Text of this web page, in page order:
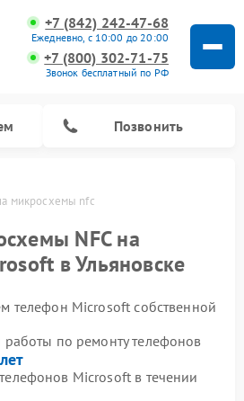
+7 (842) 242-47-68
Ежедневно, с 10:00 до 20:00
+7 (800) 302-71-75
Звонок бесплатный по РФ
Позвонить
микросхемы nfc
NFC на
в Ульяновске
телефон Microsoft собственной
работы по ремонту телефонов
Microsoft в течении